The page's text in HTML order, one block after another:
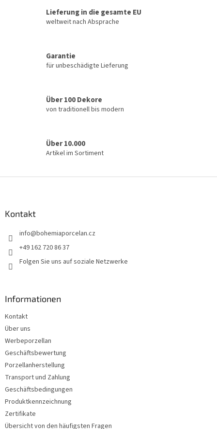
e
l
t
r
L
u
n
g
Lieferung in die gesamte EU
weltweit nach Absprache
Garantie
für unbeschädigte Lieferung
Über 100 Dekore
von traditionell bis modern
Über 10.000
Artikel im Sortiment
Kontakt
info@bohemiaporcelan.cz
+49 162 720 86 37
Folgen Sie uns auf soziale Netzwerke
Informationen
Kontakt
Über uns
Werbeporzellan
Geschäftsbewertung
Porzellanherstellung
Transport und Zahlung
Geschäftsbedingungen
Produktkennzeichnung
Zertifikate
Übersicht von den häufigsten Fragen